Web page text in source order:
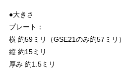
●大きさ
プレート：
横 約59ミリ（GSE21のみ約57ミリ）
縦 約15ミリ
厚み 約1.5ミリ